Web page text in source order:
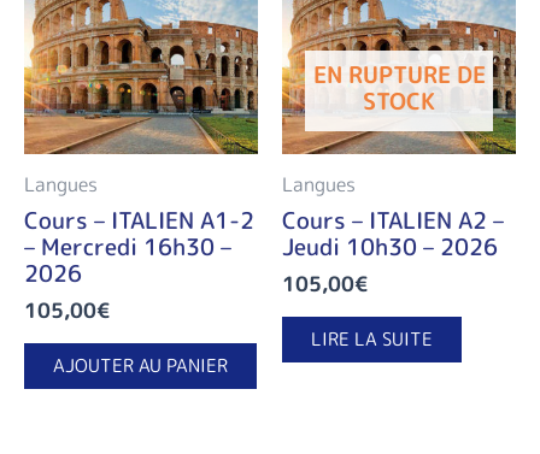
Langues
Cours – ITALIEN A1-2
– Mercredi 16h30 –
2026
105,00€
AJOUTER AU PANIER
EN RUPTURE DE
STOCK
Langues
Cours – ITALIEN A2 –
Jeudi 10h30 – 2026
105,00€
LIRE LA SUITE